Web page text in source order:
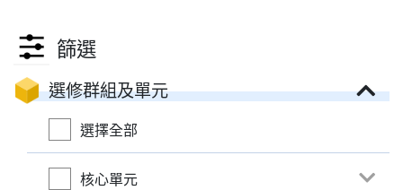
篩選
選修群組及單元
選擇全部
核心單元